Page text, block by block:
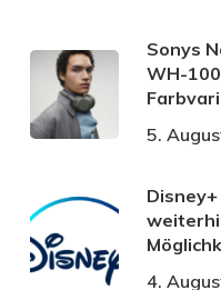
Sonys
WH-
5.
4.